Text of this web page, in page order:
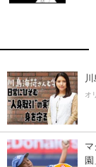
オ
園